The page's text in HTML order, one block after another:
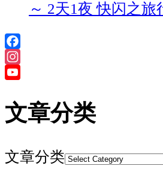
～ 2天1夜 快闪之旅
Facebook
Instagram
Channel
文章分类
文章分类